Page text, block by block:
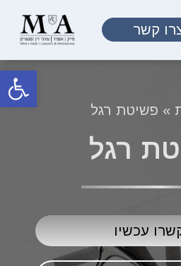
קשר
» פשיטת רגל
רגל
עכשיו